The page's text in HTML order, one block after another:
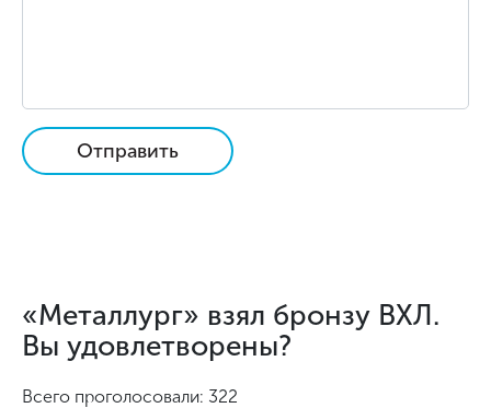
Отправить
«Металлург» взял бронзу ВХЛ.
Вы удовлетворены?
Всего проголосовали: 322